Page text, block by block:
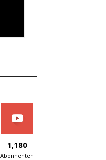
1,180
Abonnenten